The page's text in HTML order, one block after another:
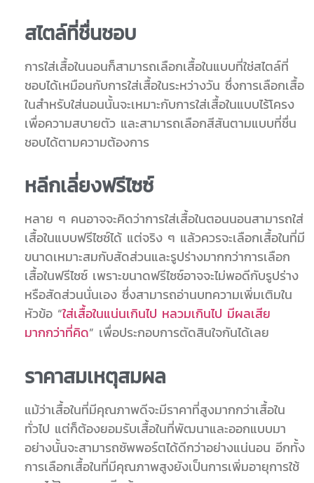
สไตล์ที่ชื่นชอบ
การใส่เสื้อในนอนก็สามารถเลือกเสื้อในแบบที่ใช่สไตล์ที่
ชอบได้เหมือนกับการใส่เสื้อในระหว่างวัน ซึ่งการเลือกเสื้อ
ในสำหรับใส่นอนนั้นจะเหมาะกับการใส่เสื้อในแบบไร้โครง
เพื่อความสบายตัว และสามารถเลือกสีสันตามแบบที่ชื่น
ชอบได้ตามความต้องการ
หลีกเลี่ยงฟรีไซซ์
หลาย ๆ คนอาจจะคิดว่าการใส่เสื้อในตอนนอนสามารถใส่
เสื้อในแบบฟรีไซซ์ได้ แต่จริง ๆ แล้วควรจะเลือกเสื้อในที่มี
ขนาดเหมาะสมกับสัดส่วนและรูปร่างมากกว่าการเลือก
เสื้อในฟรีไซซ์ เพราะขนาดฟรีไซซ์อาจจะไม่พอดีกับรูปร่าง
หรือสัดส่วนนั่นเอง ซึ่งสามารถอ่านบทความเพิ่มเติมใน
หัวข้อ “ใส่เสื้อในแน่นเกินไป หลวมเกินไป มีผลเสีย
มากกว่าที่คิด” เพื่อประกอบการตัดสินใจกันได้เลย
ราคาสมเหตุสมผล
แม้ว่าเสื้อในที่มีคุณภาพดีจะมีราคาที่สูงมากกว่าเสื้อใน
ทั่วไป แต่ก็ต้องยอมรับเสื้อในที่พัฒนาและออกแบบมา
อย่างนั้นจะสามารถซัพพอร์ตได้ดีกว่าอย่างแน่นอน อีกทั้ง
การเลือกเสื้อในที่มีคุณภาพสูงยังเป็นการเพิ่มอายุการใช้